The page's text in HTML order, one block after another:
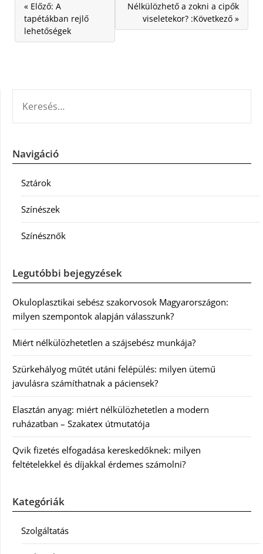
« Előző: A
tapétákban rejlő
lehetőségek
Nélkülözhető a zokni a cipők
viseletekor? :Következő »
Navigáció
Sztárok
Színészek
Színésznők
Legutóbbi bejegyzések
Okuloplasztikai sebész szakorvosok Magyarországon:
milyen szempontok alapján válasszunk?
Miért nélkülözhetetlen a szájsebész munkája?
Szürkehályog műtét utáni felépülés: milyen ütemű
javulásra számíthatnak a páciensek?
Elasztán anyag: miért nélkülözhetetlen a modern
ruházatban – Szakatex útmutatója
Qvik fizetés elfogadása kereskedőknek: milyen
feltételekkel és díjakkal érdemes számolni?
Kategóriák
Szolgáltatás